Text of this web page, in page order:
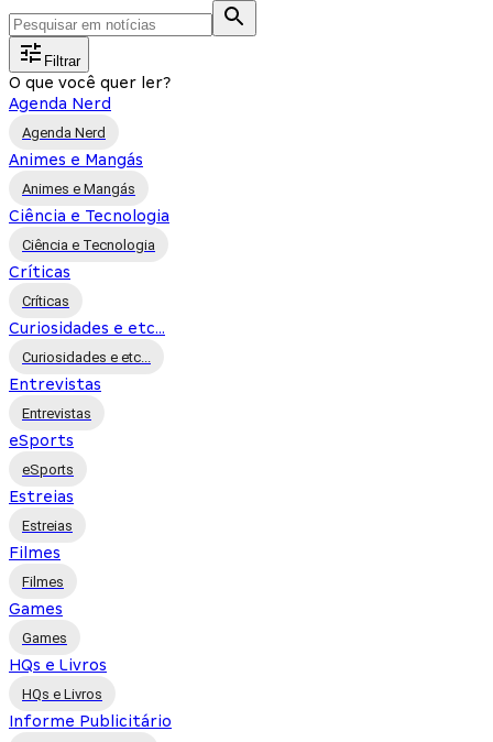
Filtrar
O que você quer ler?
Agenda Nerd
Agenda Nerd
Animes e Mangás
Animes e Mangás
Ciência e Tecnologia
Ciência e Tecnologia
Críticas
Críticas
Curiosidades e etc...
Curiosidades e etc...
Entrevistas
Entrevistas
eSports
eSports
Estreias
Estreias
Filmes
Filmes
Games
Games
HQs e Livros
HQs e Livros
Informe Publicitário